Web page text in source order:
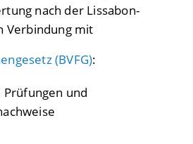
nach der Lissabon-
Verbindung mit
(BVFG):
Prüfungen und